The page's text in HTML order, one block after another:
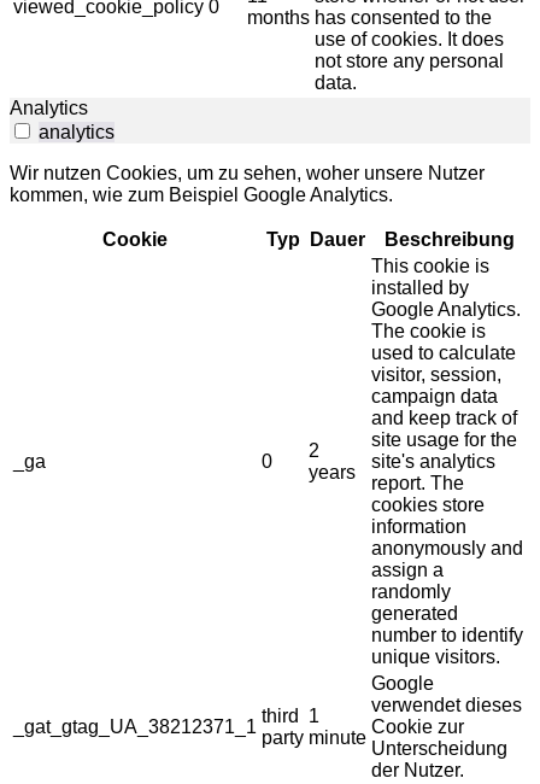
viewed_cookie_policy 0
months has consented to the
use of cookies. It does
not store any personal
data.
Analytics
analytics
Wir nutzen Cookies, um zu sehen, woher unsere Nutzer
kommen, wie zum Beispiel Google Analytics.
Cookie Typ Dauer Beschreibung
_ga 0
2
years
This cookie is
installed by
Google Analytics.
The cookie is
used to calculate
visitor, session,
campaign data
and keep track of
site usage for the
site's analytics
report. The
cookies store
information
anonymously and
assign a
randomly
generated
number to identify
unique visitors.
_gat_gtag_UA_38212371_1
third
party
1
minute
Google
verwendet dieses
Cookie zur
Unterscheidung
der Nutzer.